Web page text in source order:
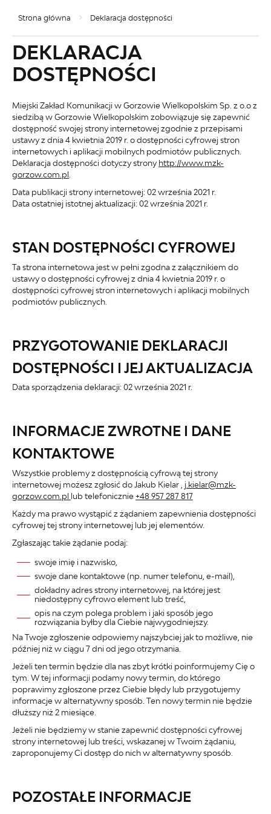
Strona główna Deklaracja dostępności
DEKLARACJA
DOSTĘPNOŚCI
Miejski Zakład Komunikacji w Gorzowie Wielkopolskim Sp. z o.o z
siedzibą w Gorzowie Wielkopolskim zobowiązuje się zapewnić
dostępność swojejstrony internetowejzgodnie z przepisami
ustawy z dnia 4 kwietnia 2019 r. o dostępności cyfrowej stron
internetowych i aplikacji mobilnych podmiotów publicznych.
Deklaracja dostępności dotyczy strony http://www.mzk-
gorzow.com.pl
Data publikacji strony internetowej:02 września 2021 r.
Data ostatniej istotnej aktualizacji:02 września 2021 r.
STAN DOSTĘPNOŚCI CYFROWEJ
Ta strona internetowa jest w pełni zgodna z załącznikiem do
ustawy o dostępności cyfrowej z dnia 4 kwietnia 2019 r. o
dostępności cyfrowej stron internetowych i aplikacji mobilnych
podmiotów publicznych.
PRZYGOTOWANIE DEKLARACJI
DOSTĘPNOŚCI I JEJ AKTUALIZACJA
Data sporządzenia deklaracji:02 września 2021 r.
INFORMACJE ZWROTNE I DANE
KONTAKTOWE
Wszystkie problemy z dostępnością cyfrową tej strony
internetowej możesz zgłosić doJakub Kielar
j.kielar@mzk-
gorzow.com.pl lub telefonicznie+48 957 287 817
Każdy ma prawo wystąpić z żądaniem zapewnienia dostępności
cyfrowej tej strony internetowej lub jej elementów.
Zgłaszając takie żądanie podaj:
swoje imię i nazwisko,
swoje dane kontaktowe (np. numer telefonu, e-mail),
dokładny adres strony internetowej, na której jest
niedostępny cyfrowo element lub treść,
opis na czym polega problem i jaki sposób jego
rozwiązania byłby dla Ciebie najwygodniejszy.
Na Twoje zgłoszenie odpowiemy najszybciej jak to możliwe, nie
później niż w ciągu 7 dni od jego otrzymania.
Jeżeli ten termin będzie dla nas zbyt krótki poinformujemy Cię o
tym. W tej informacji podamy nowy termin, do którego
poprawimy zgłoszone przez Ciebie błędy lub przygotujemy
informacje w alternatywny sposób. Ten nowy termin nie będzie
dłuższy niż 2 miesiące.
Jeżeli nie będziemy w stanie zapewnić dostępności cyfrowej
strony internetowej lub treści, wskazanej w Twoim żądaniu,
zaproponujemy Ci dostęp do nich w alternatywny sposób.
POZOSTAŁE INFORMACJE